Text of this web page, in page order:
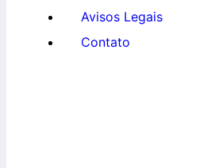
Avisos Legais
Contato